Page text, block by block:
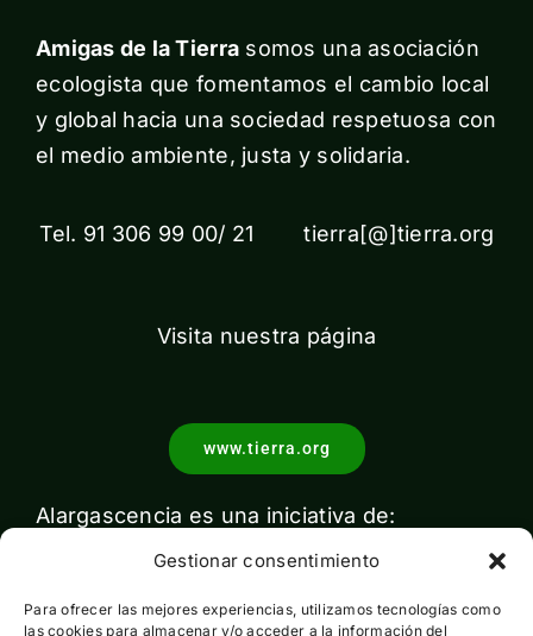
Gestionar consentimiento
Para ofrecer las mejores experiencias, utilizamos tecnologías como
las cookies para almacenar y/o acceder a la información del
Amigas de la Tierra somos una asociación
ecologista que fomentamos el cambio local
y global hacia una sociedad respetuosa con
el medio ambiente, justa y solidaria.
Tel. 91 306 99 00/ 21 tierra[@]tierra.org
Visita nuestra página
www.tierra.org
Alargascencia es una iniciativa de: